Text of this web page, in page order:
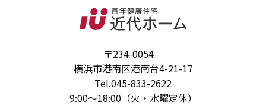
〒234-0054
横浜市港南区港南台4-21-17
Tel.045-833-2622
9:00～18:00（火・水曜定休）